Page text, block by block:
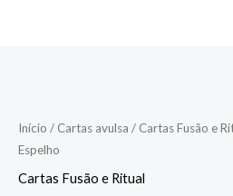
Início / Cartas avulsa / Cartas Fusão e
Espelho
Cartas Fusão e Ritual